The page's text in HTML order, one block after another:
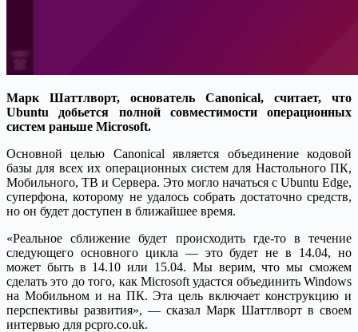
Марк Шаттлворт, основатель Canonical, считает, что
Ubuntu добьется полной совместимости операционных
систем раньше Microsoft.
Основной целью Canonical является объединение кодовой
базы для всех их операционных систем для Настольного ПК,
Мобильного, ТВ и Сервера. Это могло начаться с Ubuntu Edge,
суперфона, которому не удалось собрать достаточно средств,
но он будет доступен в ближайшее время.
«Реальное сближение будет происходить где-то в течение
следующего основного цикла — это будет не в 14.04, но
может быть в 14.10 или 15.04. Мы верим, что мы сможем
сделать это до того, как Microsoft удастся объединить Windows
на Мобильном и на ПК. Эта цель включает конструкцию и
перспективы развития», — сказал Марк Шаттлворт в своем
интервью для pcpro.co.uk.